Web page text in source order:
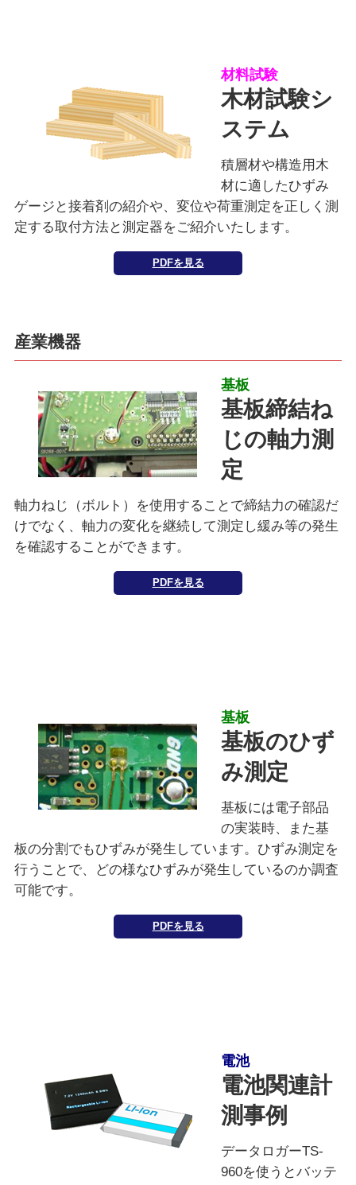
材料試験
木材試験シ
ステム
積層材や構造用木
材に適したひずみ
ゲージと接着剤の紹介や、変位や荷重測定を正しく測
定する取付方法と測定器をご紹介いたします。
PDFを見る
産業機器
基板
基板締結ね
じの軸力測
定
軸力ねじ（ボルト）を使用することで締結力の確認だ
けでなく、軸力の変化を継続して測定し緩み等の発生
を確認することができます。
PDFを見る
基板
基板のひず
み測定
基板には電子部品
の実装時、また基
板の分割でもひずみが発生しています。ひずみ測定を
行うことで、どの様なひずみが発生しているのか調査
可能です。
PDFを見る
電池
電池関連計
測事例
データロガーTS-
960を使うとバッテ